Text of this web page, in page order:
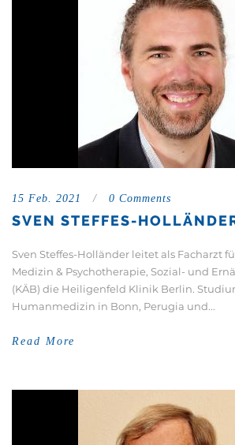
15 Feb. 2021 / 0 Comments
SVEN STEFFES-
Sven Steffes-Holländer leitet als Facharzt
Medizin & Psychotherapie, Sozial- und
(KÄB) die Heiligenfeld Klinik Berlin.
Humanmedizin in Bonn, Perugia und...
Read More